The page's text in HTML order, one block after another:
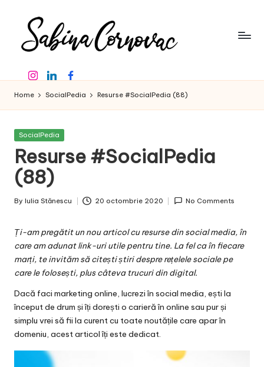
content
a
b
in
a
C
o
r
n
o
v
a
c
O
nl
creator
de
16
-
InstagramLinkedinFacebook
Home SocialPedia Resurse #SocialPedia (88)
Posted
SocialPedia
Resurse #SocialPedia
(88)
Posted
By Iulia Stănescu 20 octombrie 2020 No Comments
Ți-am pregătit un nou articol cu resurse din social media, în
care am adunat link-uri utile pentru tine. La fel ca în fiecare
marți, te invităm să citești știri despre rețelele sociale pe
care le folosești, plus câteva trucuri din digital.
Dacă faci marketing online, lucrezi în social media, ești la
început de drum și îți dorești o carieră în online sau pur și
simplu vrei să fii la curent cu toate noutățile care apar în
domeniu, acest articol îți este dedicat.